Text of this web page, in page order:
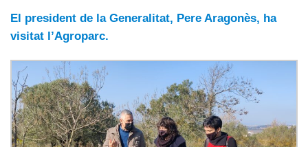
El president de la Generalitat, Pere Aragonès, ha
visitat l’Agroparc.